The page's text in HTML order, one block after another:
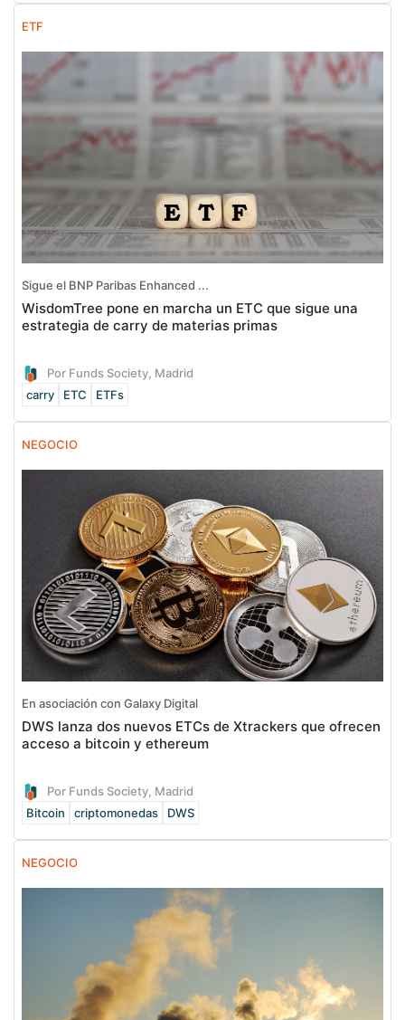
ETF
Sigue el BNP Paribas Enhanced ...
WisdomTree pone en marcha un ETC que sigue una
estrategia de carry de materias primas
Por Funds Society, Madrid
carry
ETC ETFs
NEGOCIO
En asociación con Galaxy Digital
DWS lanza dos nuevos ETCs de Xtrackers que ofrecen
acceso a bitcoin y ethereum
Por Funds Society, Madrid
Bitcoin
criptomonedas DWS
NEGOCIO